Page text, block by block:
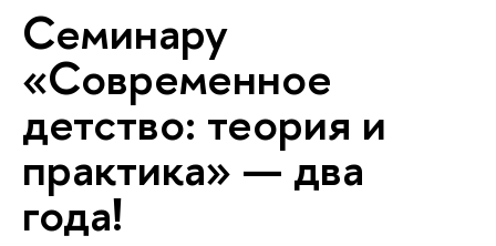
Семинару
«Современное
детство: теория и
практика» — два
года!